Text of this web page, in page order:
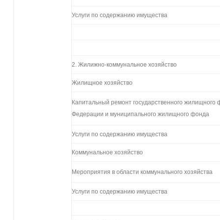
Услуги по содержанию имущества
2. Жилижно-коммунальное хозяйство
Жилищное хозяйство
Капитальный ремонт государственного жилищного
Федерации и муниципального жилищного фонда
Услуги по содержанию имущества
Коммунальное хозяйство
Мероприятия в области коммунального хозяйства
Услуги по содержанию имущества